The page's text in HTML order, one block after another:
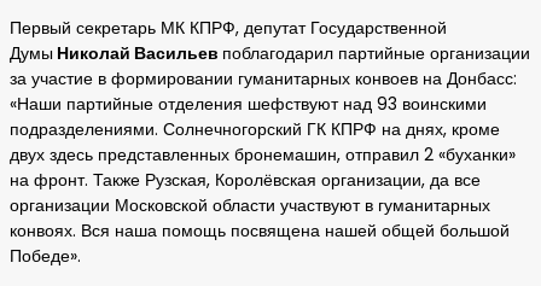
Первый секретарь МК КПРФ, депутат Государственной
Думы Николай Васильев поблагодарил партийные организации
за участие в формировании гуманитарных конвоев на Донбасс:
«Наши партийные отделения шефствуют над 93 воинскими
подразделениями. Солнечногорский ГК КПРФ на днях, кроме
двух здесь представленных бронемашин, отправил 2 «буханки»
на фронт. Также Рузская, Королёвская организации, да все
организации Московской области участвуют в гуманитарных
конвоях. Вся наша помощь посвящена нашей общей большой
Победе».